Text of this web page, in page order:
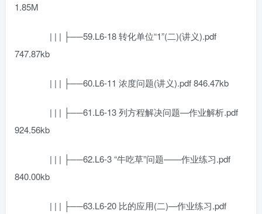
1.85M
| | | ├──59.L6-18 转化单位“1”(二)(讲义).pdf
747.87kb
| | | ├──60.L6-11 浓度问题(讲义).pdf 846.47kb
| | | ├──61.L6-13 列方程解决问题—作业解析.pdf
924.56kb
| | | ├──62.L6-3 “牛吃草”问题——作业练习.pdf
840.00kb
| | | ├──63.L6-20 比的应用(二)—作业练习.pdf